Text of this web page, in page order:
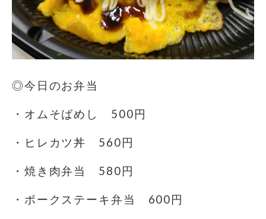
◎今日のお弁当
・オムそばめし 500円
・ヒレカツ丼 560円
・焼き肉弁当 580円
・ポークステーキ弁当 600円